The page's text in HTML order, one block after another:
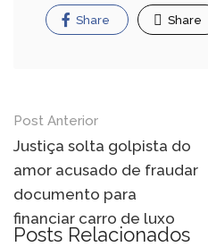
Share Share
Post Anterior
Justiça solta golpista do
amor acusado de fraudar
documento para
financiar carro de luxo
Posts Relacionados